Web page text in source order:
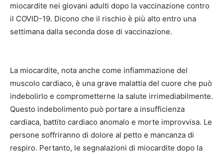
miocardite nei giovani adulti dopo la vaccinazione contro
il COVID-19. Dicono che il rischio è più alto entro una
settimana dalla seconda dose di vaccinazione.
La miocardite, nota anche come infiammazione del
muscolo cardiaco, è una grave malattia del cuore che può
indebolirlo e comprometterne la salute irrimediabilmente.
Questo indebolimento può portare a insufficienza
cardiaca, battito cardiaco anomalo e morte improvvisa. Le
persone soffriranno di dolore al petto e mancanza di
respiro. Pertanto, le segnalazioni di miocardite dopo la